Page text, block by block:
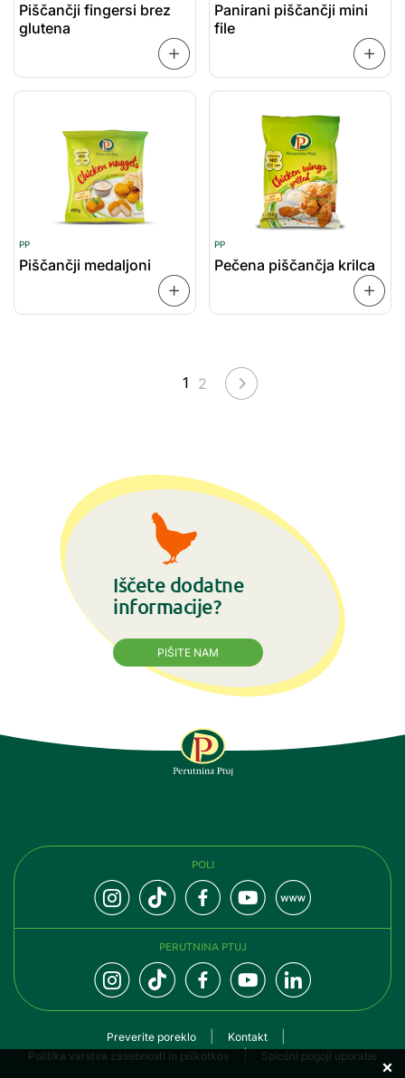
Piščančji fingersi brez
glutena
VEČ
Panirani piščančji mini
file
VEČ
PP
Piščančji medaljoni
PP
Pečena piščančja krilca
1 2
Iščete dodatne
informacije?
PIŠITE NAM
POLI
PERUTNINA PTUJ
Preverite poreklo
Kontakt
Politika varstva zasebnosti in piškotkov
Splošni pogoji uporabe